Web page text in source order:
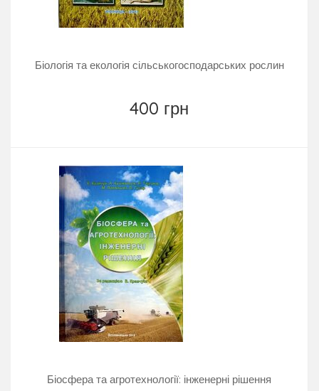
Біологія та екологія сільськогосподарських рослин
400 грн
Біосфера та агротехнології: інженерні рішення